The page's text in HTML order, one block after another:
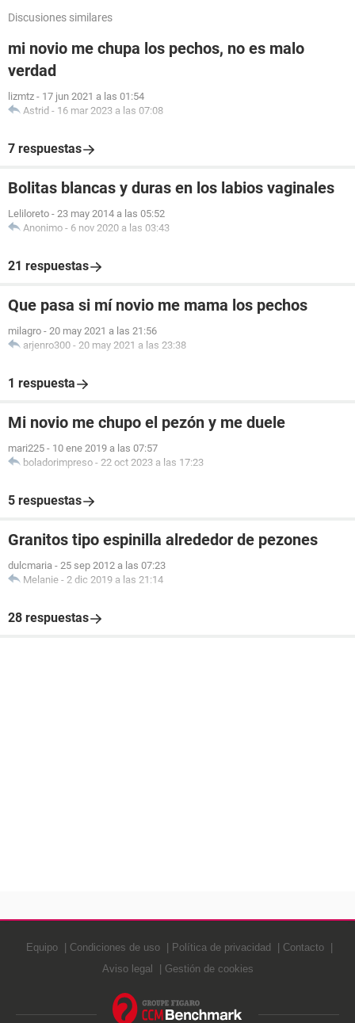
Discusiones similares
mi novio me chupa los pechos, no es malo
verdad
lizmtz - 17 jun 2021 a las 01:54
Astrid - 16 mar 2023 a las 07:08
7 respuestas
Bolitas blancas y duras en los labios vaginales
Leliloreto - 23 may 2014 a las 05:52
Anonimo - 6 nov 2020 a las 03:43
21 respuestas
Que pasa si mí novio me mama los pechos
milagro - 20 may 2021 a las 21:56
arjenro300 - 20 may 2021 a las 23:38
1 respuesta
Mi novio me chupo el pezón y me duele
mari225 - 10 ene 2019 a las 07:57
boladorimpreso - 22 oct 2023 a las 17:23
5 respuestas
Granitos tipo espinilla alrededor de pezones
dulcmaria - 25 sep 2012 a las 07:23
Melanie - 2 dic 2019 a las 21:14
28 respuestas
Equipo Condiciones de uso Política de privacidad
Contacto
Aviso legal
Gestión de cookies